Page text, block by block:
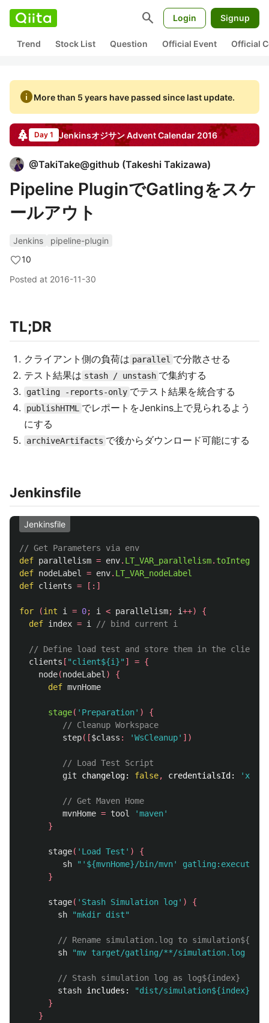
search Login Signup
Trend Stock List Question Official Event Official
infoMore than 5 years have passed since last update.
Day 1 JenkinsオジサンAdvent Calendar 2016
@TakiTake@github (Takeshi Takizawa)
Pipeline PluginでGatlingをスケ
ールアウト
Jenkins
pipeline-plugin
10
Posted at 2016-11-30
TL;DR
クライアント側の負荷は parallel で分散させる
テスト結果は stash / unstash で集約する
gatling -reports-only でテスト結果を統合する
publishHTML
でレポートをJenkins上で見られるよう
にする
archiveArtifacts で後からダウンロード可能にする
Jenkinsfile
Jenkinsfile
// Get Parameters via env
def parallelism = env. LT_VAR_parallelism. toInteger
def nodeLabel = env. LT_VAR_nodeLabel
def clients = [:]
for (int i = 0; i < parallelism; i++)
{
def index = i // bind current i
// Define load test and store them in the clients
clients [ "client${i}" ] = {
node(nodeLabel )
{
def mvnHome
stage( 'Preparation' )
{
// Cleanup Workspace
step([$class : 'WsCleanup' ])
// Load Test Script
git
changelog: false, credentialsId: 'xxx'
// Get Maven Home
mvnHome = tool
'maven'
}
stage( 'Load Test' )
{
sh
"'${mvnHome}/bin/mvn' gatling:execute -
}
stage( 'Stash Simulation log' )
{
sh
"mkdir dist"
// Rename simulation.log to
sh
"mv target/gatling/**/simulation.log
// Stash simulation log as log${index}
stash includes:
"dist/
}
}